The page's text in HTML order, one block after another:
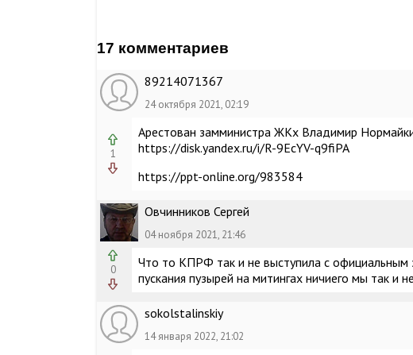
17 комментариев
89214071367
24 октября 2021, 02:19
1
Арестован замминистра ЖКх Владимир
https://disk.yandex.ru/i/R-9EcYV-q9fiPA
https://ppt-online.org/983584
Овчинников Сергей
04 ноября 2021, 21:46
0
Что то КПРФ так и не выступила с
пускания пузырей на митингах ничиего мы так и
sokolstalinskiy
14 января 2022, 21:02